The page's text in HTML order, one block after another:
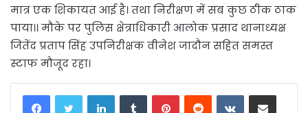
मात्र एक शिकायत आई है। तथा निरीक्षण में सब कुछ ठीक ठाक
पाया।। मौके पर पुलिस क्षेत्राधिकारी आलोक प्रसाद थानाध्यक्ष
जितेंद प्रताप सिंह उपनिरीक्षक वीनेश जादौन सहित समस्त
स्टाफ मौजूद रहा।
LinkedInTumblrPinterestReddit VKontakteShare via Email